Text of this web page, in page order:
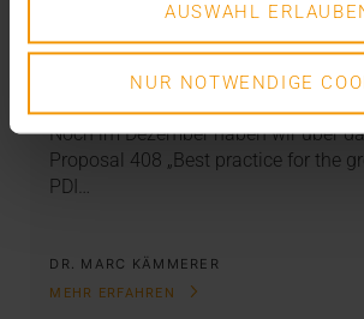
AUSWAHL
NUR NOTWENDIGE
STANDARD ECHO
DICOM E-Mail goes IHE –
08.02.2019
Noch im Dezember haben wir über
Proposal 408 „Best practice for the
PDI…
DR. MARC KÄMMERER
MEHR ERFAHREN